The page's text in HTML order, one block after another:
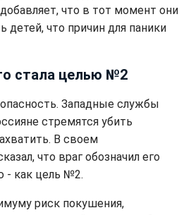
что в тот момент они
детей, что причин для паники
стала целью №2
Западные службы
стремятся убить
В своем
что враг обозначил его
- как цель №2.
риск покушения,